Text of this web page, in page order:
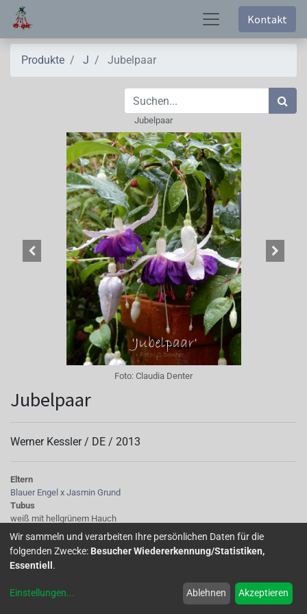
Kontakt
Produkte J Jubelpaar
Jubelpaar
Foto: Claudia Denter
Jubelpaar
Werner Kessler / DE / 2013
Eltern
Blauer Engel x Jasmin Grund
Tubus
weiß mit hellgrünem Hauch
Sepalen
Oberseite weiß, Unterseite hellrosa
Korolle/Petalen
an der Basis violett-rote Flecken., bei reifen Blüten in purpur übergehend,
Knospe/Blüte
Wir sammeln und verarbeiten Ihre persönlichen Daten für die
folgenden Zwecke: Besucher Wiedererkennung/Statistiken,
Essentiell .
Einstellungen... Ablehnen Akzeptieren